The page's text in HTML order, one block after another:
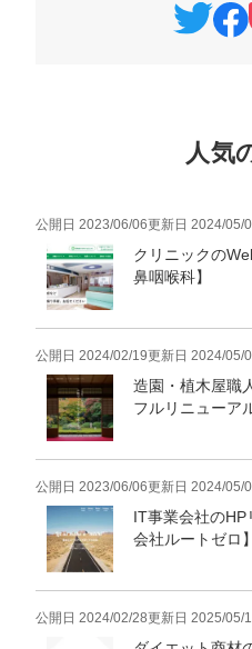
人気
公開日 2023/06/06更新日 2024/05/
クリニックの
鼻咽喉科】
公開日 2024/02/19更新日 2024/05/
造園・植木屋職
フルリニューア
公開日 2023/06/06更新日 2024/05/
IT事業会社の
会社ルートゼロ】
公開日 2024/02/28更新日 2025/05/